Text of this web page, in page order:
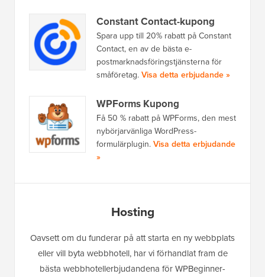
Constant Contact-kupong
Spara upp till 20% rabatt på Constant
Contact, en av de bästa e-
postmarknadsföringstjänsterna för
småföretag.Visa detta erbjudande »
WPForms Kupong
Få 50 % rabatt på WPForms, den mest
nybörjarvänliga WordPress-
formulärplugin.Visa detta erbjudande
»
Hosting
Oavsett om du funderar på att starta en ny webbplats
eller vill byta webbhotell, har vi förhandlat fram de
bästa webbhotellerbjudandena för WPBeginner-